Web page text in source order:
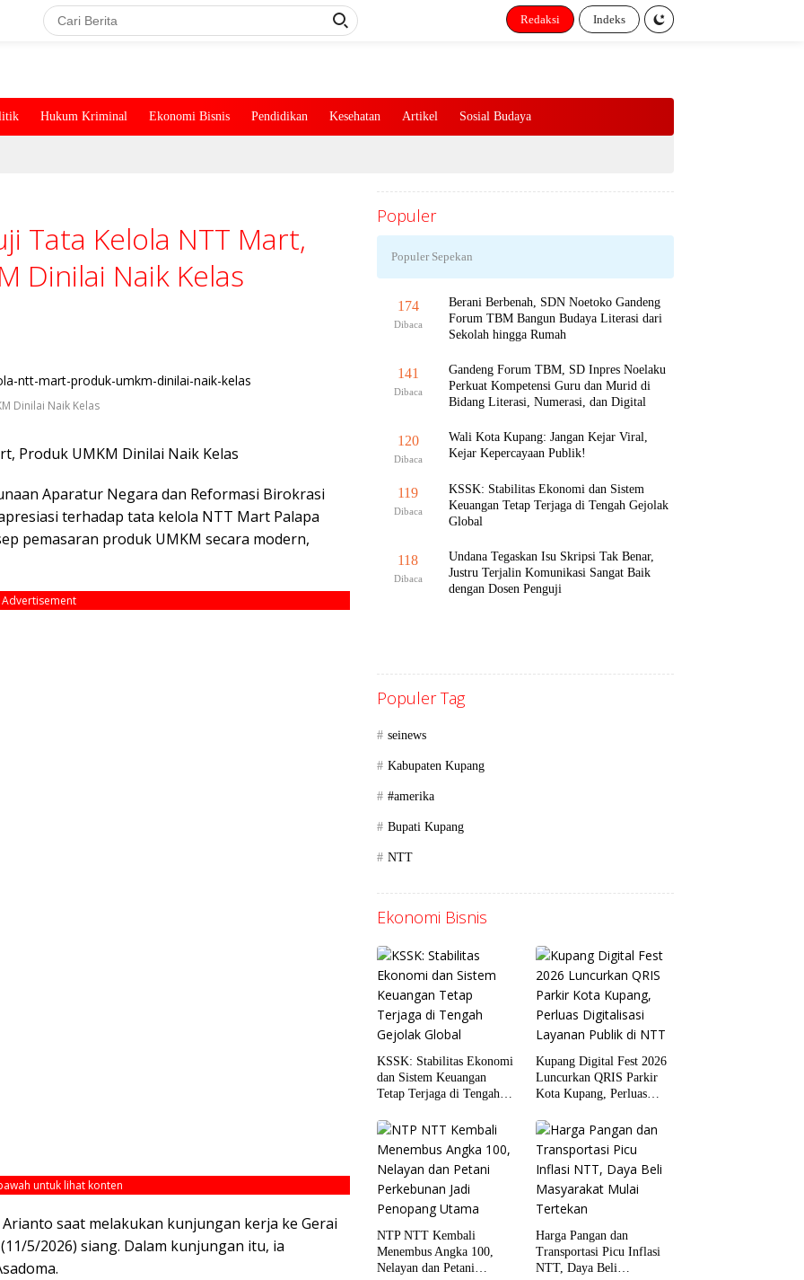
Redaksi Indeks
Hukum Kriminal Ekonomi Bisnis Pendidikan Kesehatan Artikel Sosial Budaya
Tata Kelola NTT Mart,
Dinilai Naik Kelas
Dinilai Naik Kelas
Produk UMKM Dinilai Naik Kelas
Aparatur Negara dan Reformasi Birokrasi
terhadap tata kelola NTT Mart Palapa
pemasaran produk UMKM secara modern,
Advertisement
untuk lihat konten
saat melakukan kunjungan kerja ke Gerai
5/2026) siang. Dalam kunjungan itu, ia
Populer
Populer Sepekan
174
Dibaca
Berani Berbenah, SDN Noetoko Gandeng
Forum TBM Bangun Budaya Literasi dari
Sekolah hingga Rumah
141
Dibaca
Gandeng Forum TBM, SD Inpres Noelaku
Perkuat Kompetensi Guru dan Murid di
Bidang Literasi, Numerasi, dan Digital
120
Dibaca
Wali Kota Kupang: Jangan Kejar Viral,
Kejar Kepercayaan Publik!
119
Dibaca
KSSK: Stabilitas Ekonomi dan Sistem
Keuangan Tetap Terjaga di Tengah Gejolak
Global
118
Dibaca
Undana Tegaskan Isu Skripsi Tak Benar,
Justru Terjalin Komunikasi Sangat Baik
dengan Dosen Penguji
Populer Tag
seinews
Kabupaten Kupang
#amerika
Bupati Kupang
NTT
Ekonomi Bisnis
KSSK: Stabilitas Ekonomi
dan Sistem Keuangan
Tetap Terjaga di Tengah
Kupang Digital Fest 2026
Luncurkan QRIS Parkir
Kota Kupang, Perluas
Publik di NTT
NTP NTT Kembali
Menembus Angka 100,
Nelayan dan Petani
Harga Pangan dan
Transportasi Picu Inflasi
NTT, Daya Beli